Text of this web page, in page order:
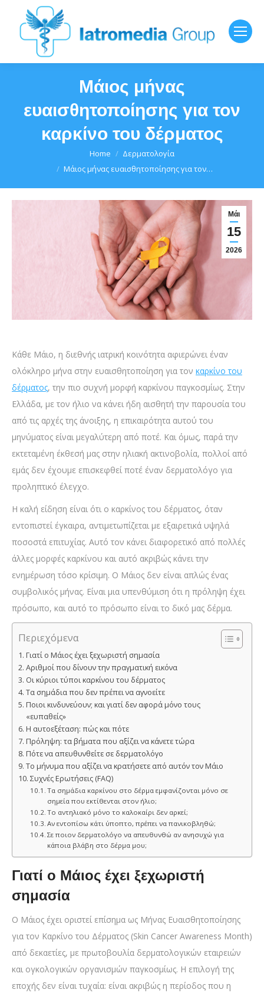
Μάιος μήνας
ευαισθητοποίησης για τον
καρκίνο του δέρματος
Home
Δερματολογία
Μάιος μήνας ευαισθητοποίησης για τον…
Μάι
15
2026
Κάθε Μάιο, η διεθνής ιατρική κοινότητα αφιερώνει έναν
ολόκληρο μήνα στην ευαισθητοποίηση για τον καρκίνο του
δέρματος, την πιο συχνή μορφή καρκίνου παγκοσμίως. Στην
Ελλάδα, με τον ήλιο να κάνει ήδη αισθητή την παρουσία του
από τις αρχές της άνοιξης, η επικαιρότητα αυτού του
μηνύματος είναι μεγαλύτερη από ποτέ. Και όμως, παρά την
εκτεταμένη έκθεσή μας στην ηλιακή ακτινοβολία, πολλοί από
εμάς δεν έχουμε επισκεφθεί ποτέ έναν δερματολόγο για
προληπτικό έλεγχο.
Η καλή είδηση είναι ότι ο καρκίνος του δέρματος, όταν
εντοπιστεί έγκαιρα, αντιμετωπίζεται με εξαιρετικά υψηλά
ποσοστά επιτυχίας. Αυτό τον κάνει διαφορετικό από πολλές
άλλες μορφές καρκίνου και αυτό ακριβώς κάνει την
ενημέρωση τόσο κρίσιμη. Ο Μάιος δεν είναι απλώς ένας
συμβολικός μήνας. Είναι μια υπενθύμιση ότι η πρόληψη έχει
πρόσωπο, και αυτό το πρόσωπο είναι το δικό μας δέρμα.
Περιεχόμενα
Γιατί ο Μάιος έχει ξεχωριστή σημασία
Αριθμοί που δίνουν την πραγματική εικόνα
Οι κύριοι τύποι καρκίνου του δέρματος
Τα σημάδια που δεν πρέπει να αγνοείτε
Ποιοι κινδυνεύουν; και γιατί δεν αφορά μόνο τους
«ευπαθείς»
Η αυτοεξέταση: πώς και πότε
Πρόληψη: τα βήματα που αξίζει να κάνετε τώρα
Πότε να απευθυνθείτε σε δερματολόγο
Το μήνυμα που αξίζει να κρατήσετε από αυτόν τον Μάιο
Συχνές Ερωτήσεις (FAQ)
Τα σημάδια καρκίνου στο δέρμα εμφανίζονται μόνο σε
σημεία που εκτίθενται στον ήλιο;
Το αντηλιακό μόνο το καλοκαίρι δεν αρκεί;
Αν εντοπίσω κάτι ύποπτο, πρέπει να πανικοβληθώ;
Σε ποιον δερματολόγο να απευθυνθώ αν ανησυχώ για
κάποια βλάβη στο δέρμα μου;
Γιατί ο Μάιος έχει ξεχωριστή
σημασία
Ο Μάιος έχει οριστεί επίσημα ως Μήνας Ευαισθητοποίησης
για τον Καρκίνο του Δέρματος (Skin Cancer Awareness Month)
από δεκαετίες, με πρωτοβουλία δερματολογικών εταιρειών
και ογκολογικών οργανισμών παγκοσμίως. Η επιλογή της
εποχής δεν είναι τυχαία: είναι ακριβώς η περίοδος που η